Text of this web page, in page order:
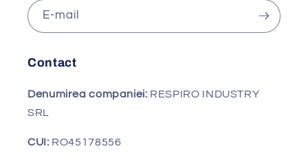
E-mail
Contact
Denumirea companiei: RESPIRO INDUSTRY
SRL
CUI: RO45178556